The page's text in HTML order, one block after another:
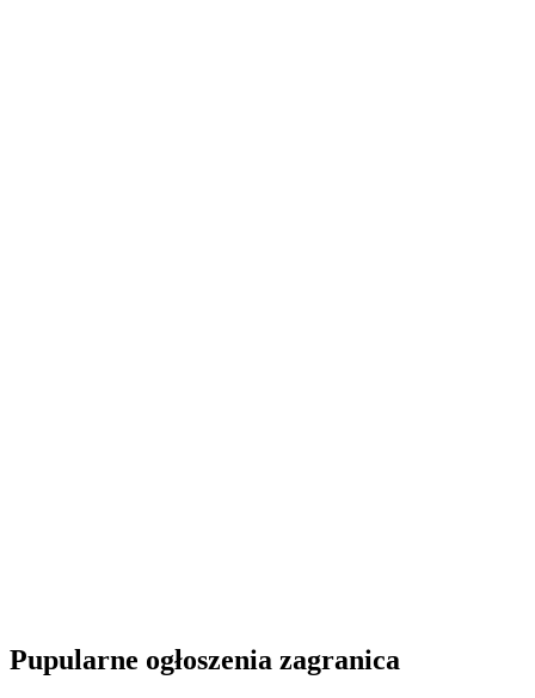
Pupularne ogłoszenia zagranica